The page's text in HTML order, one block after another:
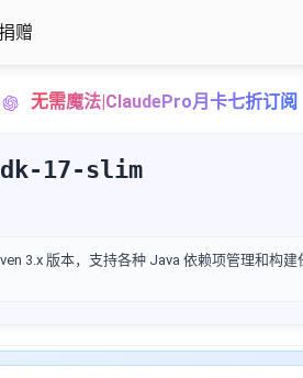
赠
无需魔法|ClaudePro月卡七折订阅
17-slim
3.x 版本，支持各种 Java 依赖项管理和构建